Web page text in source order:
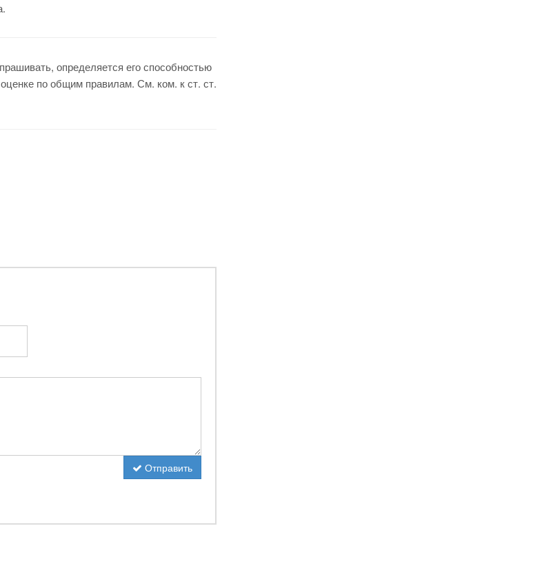
определяется его способностью
по общим правилам. См. ком. к ст. ст.
Отправить